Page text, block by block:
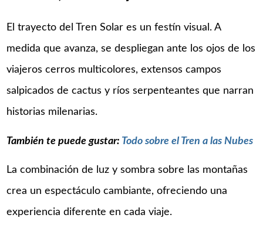
El trayecto del Tren Solar es un festín visual. A
medida que avanza, se despliegan ante los ojos de los
viajeros cerros multicolores, extensos campos
salpicados de cactus y ríos serpenteantes que narran
historias milenarias.
También te puede gustar: Todo sobre el Tren a las Nubes
La combinación de luz y sombra sobre las montañas
crea un espectáculo cambiante, ofreciendo una
experiencia diferente en cada viaje.